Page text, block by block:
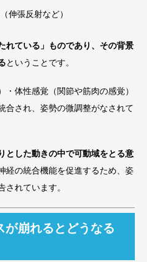
伸張反射など）
れている」ものであり、その背景
ということです。
・体性感覚（関節や筋肉の感覚）
合され、姿勢の微調整がなされて
とした動きの中で可動域をとる意
経の統合機能を促進するため、姿
されています。
が崩れるとどうなる